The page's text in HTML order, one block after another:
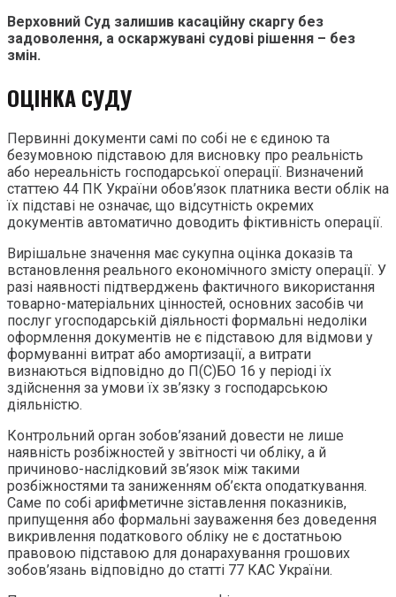
Верховний Суд залишив касаційну скаргу без
задоволення, а оскаржувані судові рішення – без
змін.
ОЦІНКА СУДУ
Первинні документи самі по собі не є єдиною та
безумовною підставою для висновку про реальність
або нереальність господарської операції. Визначений
статтею 44 ПК України обов’язок платника вести облік на
їх підставі не означає, що відсутність окремих
документів автоматично доводить фіктивність операції.
Вирішальне значення має сукупна оцінка доказів та
встановлення реального економічного змісту операції. У
разі наявності підтверджень фактичного використання
товарно-матеріальних цінностей, основних засобів чи
послуг угосподарській діяльності формальні недоліки
оформлення документів не є підставою для відмови у
формуванні витрат або амортизації, а витрати
визнаються відповідно до П(С)БО 16 у періоді їх
здійснення за умови їх зв’язку з господарською
діяльністю.
Контрольний орган зобов’язаний довести не лише
наявність розбіжностей у звітності чи обліку, а й
причиново-наслідковий зв’язок між такими
розбіжностями та заниженням об’єкта оподаткування.
Саме по собі арифметичне зіставлення показників,
припущення або формальні зауваження без доведення
викривлення податкового обліку не є достатньою
правовою підставою для донарахування грошових
зобов’язань відповідно до статті 77 КАС України.